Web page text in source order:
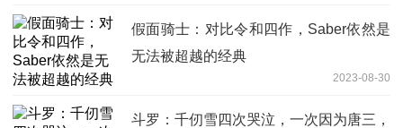
假面骑士：对比令和四作，Saber依然是
无法被超越的经典
2023-08-30
斗罗：千仞雪四次哭泣，一次因为唐三，